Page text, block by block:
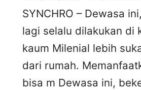
SYNCHRO – Dewasa
lagi selalu dilakukan di
kaum Milenial lebih
dari rumah.
bisa m Dewasa ini,